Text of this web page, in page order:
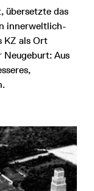
übersetzte das
innerweltlich-
KZ als Ort
Aus